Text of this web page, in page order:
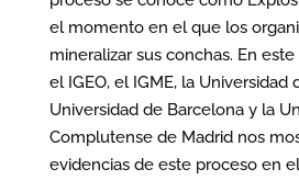
el momento en el que los
mineralizar sus conchas. En
el IGEO, el IGME, la Universidad
Universidad de Barcelona y la
Complutense de Madrid nos
evidencias de este proceso en